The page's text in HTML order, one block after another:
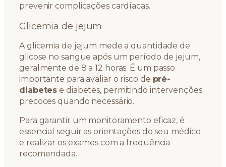
prevenir complicações cardíacas.
Glicemia de jejum
A glicemia de jejum mede a quantidade de
glicose no sangue após um período de jejum,
geralmente de 8 a 12 horas. É um passo
importante para avaliar o risco de pré-
diabetes e diabetes, permitindo intervenções
precoces quando necessário.
Para garantir um monitoramento eficaz, é
essencial seguir as orientações do seu médico
e realizar os exames com a frequência
recomendada.